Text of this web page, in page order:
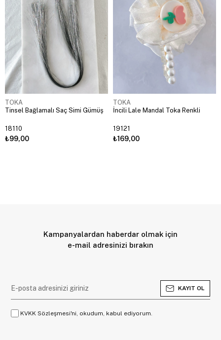
TOKA
Tinsel Bağlamalı Saç Simi Gümüş
18110
₺99,00
TOKA
İncili Lale Mandal Toka Renkli
19121
₺169,00
Kampanyalardan haberdar olmak için
e-mail adresinizi bırakın
KAYIT OL
KVKK Sözleşmesi'ni, okudum, kabul ediyorum.